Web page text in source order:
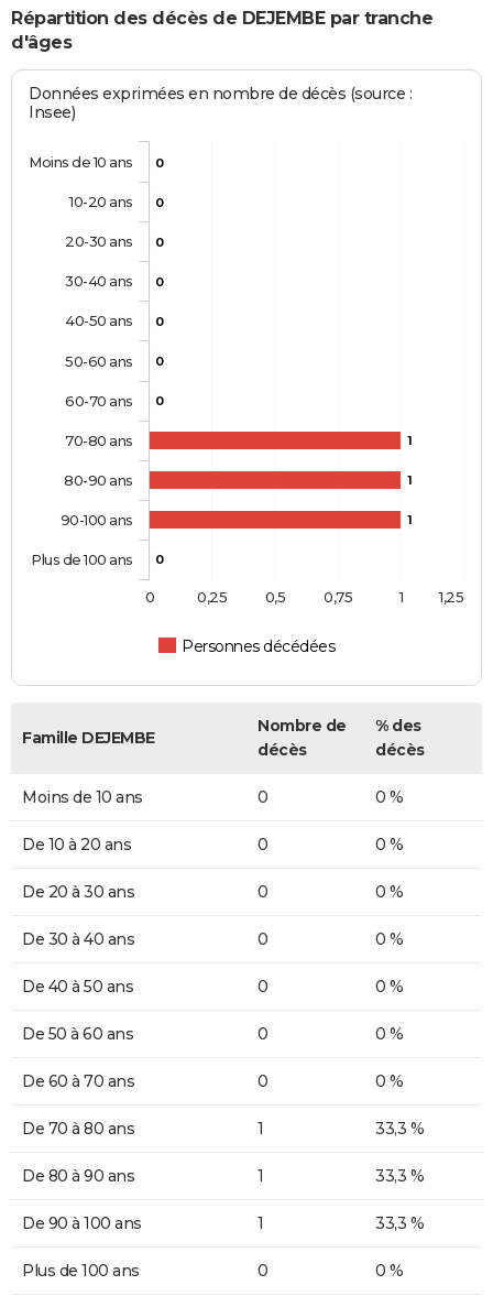
Répartition des décès de DEJEMBE par tranche
d'âges
Données exprimées en nombre de décès (source :
Insee)
0
0
0
0
0
0
0
1
1
1
0
Personnes décédées
Moins de 10 ans
10-20 ans
20-30 ans
30-40 ans
40-50 ans
50-60 ans
60-70 ans
70-80 ans
80-90 ans
90-100 ans
Plus de 100 ans
0 1
0,25 0,5 0,75 1,25
Famille DEJEMBE
Nombre de
décès
% des
décès
Moins de 10 ans 0 0 %
De 10 à 20 ans 0 0 %
De 20 à 30 ans 0 0 %
De 30 à 40 ans 0 0 %
De 40 à 50 ans 0 0 %
De 50 à 60 ans 0 0 %
De 60 à 70 ans 0 0 %
De 70 à 80 ans 1 33,3 %
De 80 à 90 ans 1 33,3 %
De 90 à 100 ans 1 33,3 %
Plus de 100 ans 0 0 %